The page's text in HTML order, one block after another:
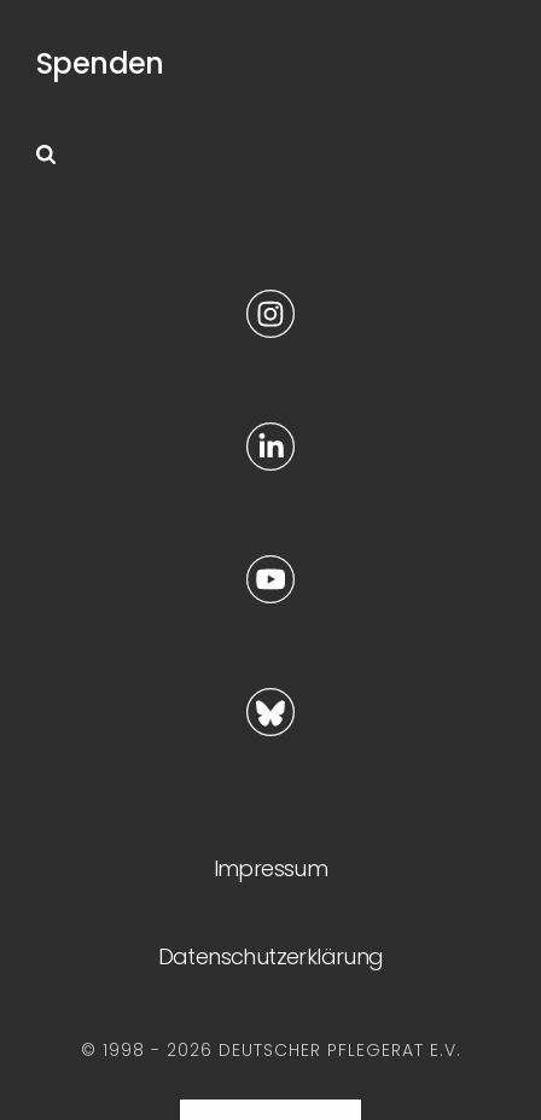
Spenden
Impressum
Datenschutzerklärung
© 1998 - 2026 DEUTSCHER PFLEGERAT E.V.